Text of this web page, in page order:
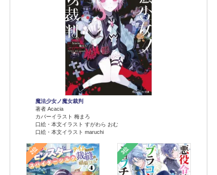
魔法少女ノ魔女裁判
著者 Acacia
カバーイラスト 梅まろ
口絵・本文イラスト すがわら おむ
口絵・本文イラスト maruchi
2位 3位